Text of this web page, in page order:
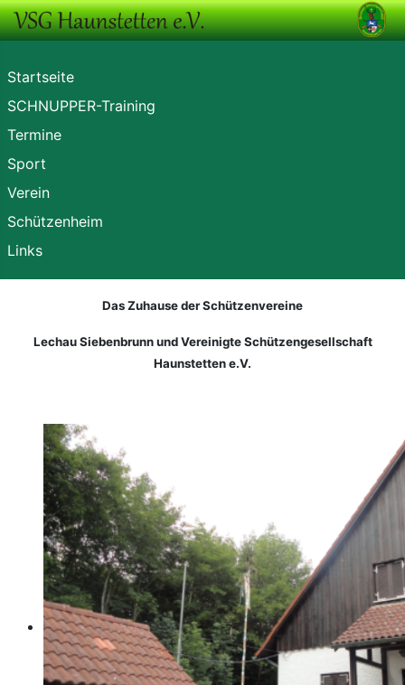
Startseite
SCHNUPPER-Training
Termine
Sport
Verein
Schützenheim
Links
Das Zuhause der Schützenvereine
Lechau Siebenbrunn und Vereinigte Schützengesellschaft
Haunstetten e.V.